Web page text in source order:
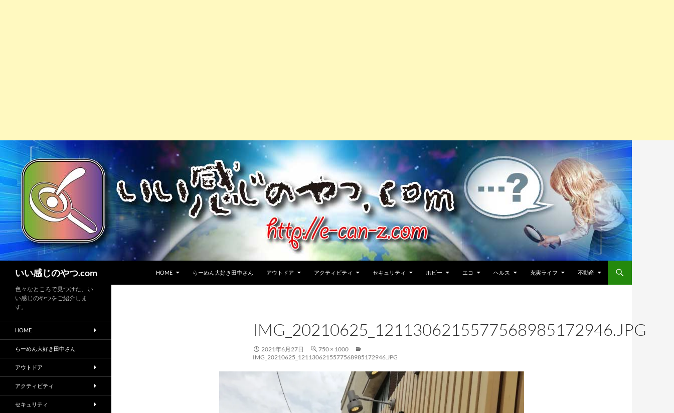
いい感じのやつ.com
HOME
らーめん大好き田中さん アウトドア アクティビティ セキュリティ ホビー エコ ヘルス 充実ライフ 不動産
IMG_20210625_1211306215577568985172946.JPG
2021年6月27日
750 × 1000
IMG_20210625_1211306215577568985172946.JPG
色々なところで見つけた、い
い感じのやつをご紹介しま
す。
HOME
らーめん大好き田中さん
アウトドア
アクティビティ
セキュリティ